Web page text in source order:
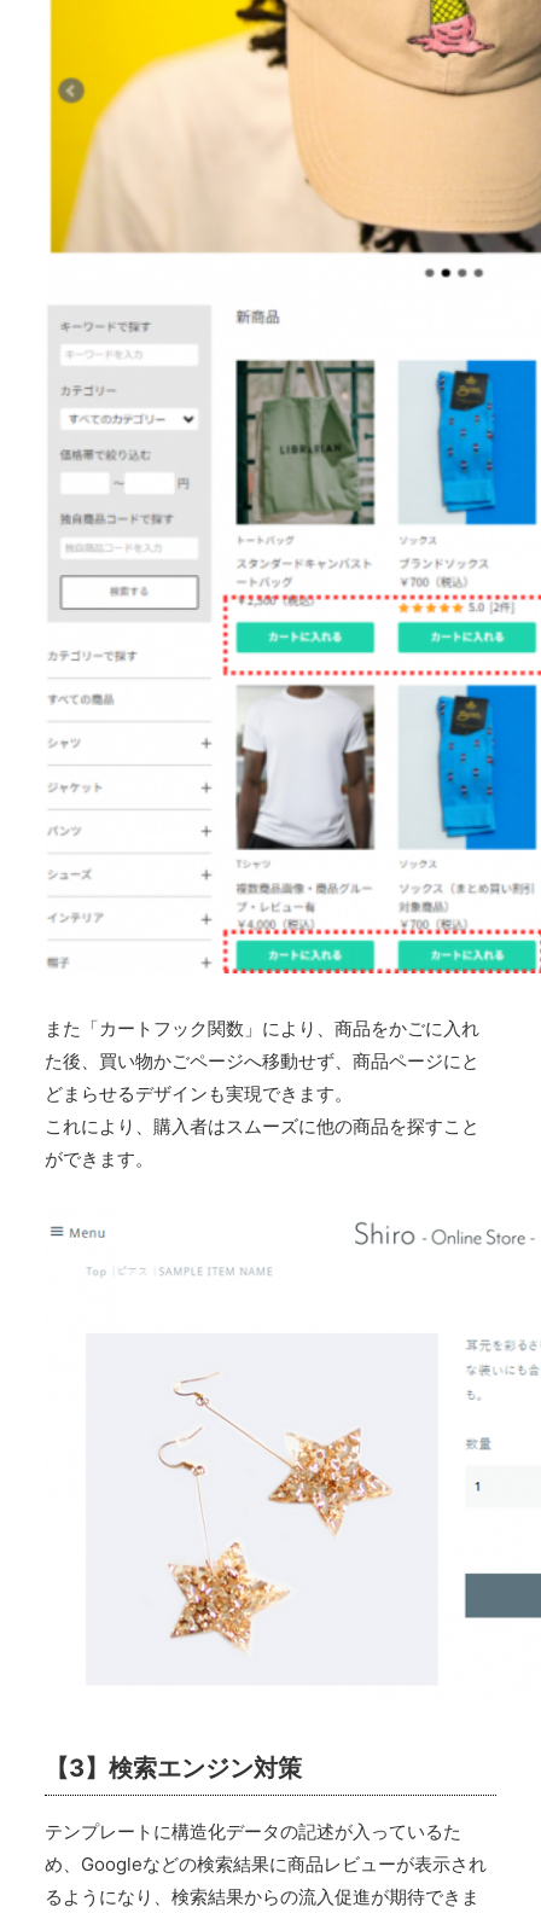
また「カートフック関数」により、商品をかごに入れ
た後、買い物かごページへ移動せず、商品ページにと
どまらせるデザインも実現できます。
これにより、購入者はスムーズに他の商品を探すこと
ができます。
【3】検索エンジン対策
テンプレートに構造化データの記述が入っているた
め、Googleなどの検索結果に商品レビューが表示され
るようになり、検索結果からの流入促進が期待できま